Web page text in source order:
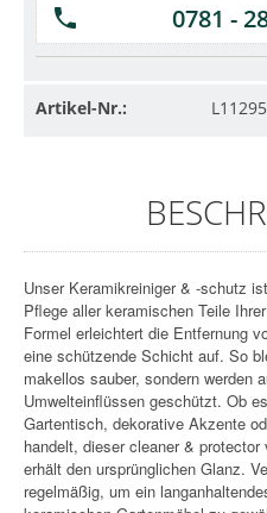
0781 -
Artikel-Nr.: L11295
Unser Keramikreiniger & -schutz
Pflege aller keramischen Teile
Formel erleichtert die Entfernung
eine schützende Schicht auf. So
makellos sauber, sondern werden
Umwelteinflüssen geschützt. Ob
Gartentisch, dekorative Akzente
handelt, dieser cleaner &
erhält den ursprünglichen Glanz.
regelmäßig, um ein